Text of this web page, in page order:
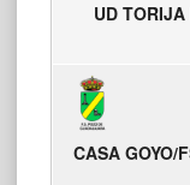
UD
CASA GOYO/